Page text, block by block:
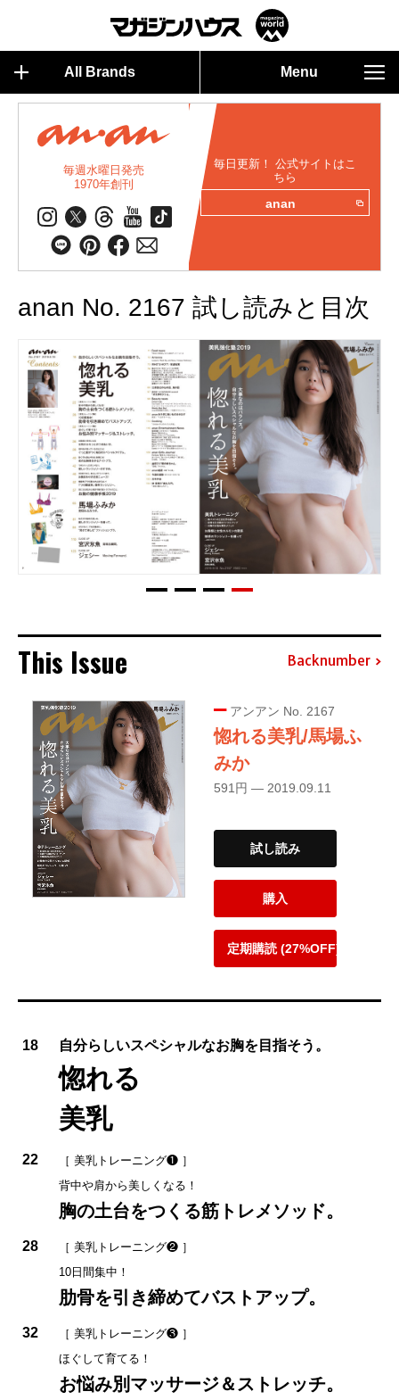
All Brands Menu
毎週水曜日発売
1970年創刊
毎日更新！ 公式サイトはこ
ちら
anan
anan No. 2167 試し読みと目次
This Issue Backnumber
アンアン No. 2167
惚れる美乳/馬場ふ
みか
591円 — 2019.09.11
試し読み
購入
定期購読 (27%OFF)
18 自分らしいスペシャルなお胸を目指そう。
惚れる
美乳
22
［ 美乳トレーニング❶ ］
背中や肩から美しくなる！
胸の土台をつくる筋トレメソッド。
28
［ 美乳トレーニング❷ ］
10日間集中！
肋骨を引き締めてバストアップ。
32
［ 美乳トレーニング❸ ］
ほぐして育てる！
お悩み別マッサージ＆ストレッチ。